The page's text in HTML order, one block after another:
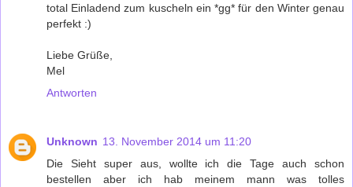
total Einladend zum kuscheln ein *gg* für den Winter genau
perfekt :)
Liebe Grüße,
Mel
Antworten
Unknown 13. November 2014 um 11:20
Die Sieht super aus, wollte ich die Tage auch schon
bestellen aber ich hab meinem mann was tolles